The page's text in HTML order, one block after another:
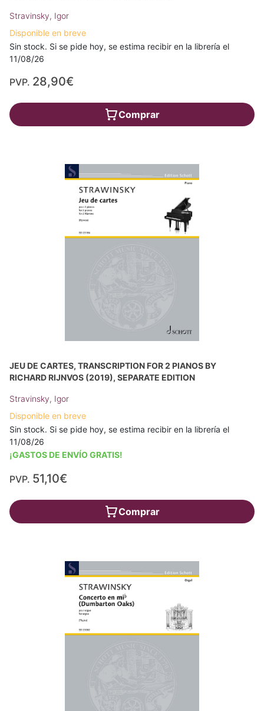
Stravinsky, Igor
Disponible en breve
Sin stock. Si se pide hoy, se estima recibir en la librería el
11/08/26
PVP. 28,90€
Comprar
JEU DE CARTES, TRANSCRIPTION FOR 2 PIANOS BY
RICHARD RIJNVOS (2019), SEPARATE EDITION
Stravinsky, Igor
Disponible en breve
Sin stock. Si se pide hoy, se estima recibir en la librería el
11/08/26
¡GASTOS DE ENVÍO GRATIS!
PVP. 51,10€
Comprar